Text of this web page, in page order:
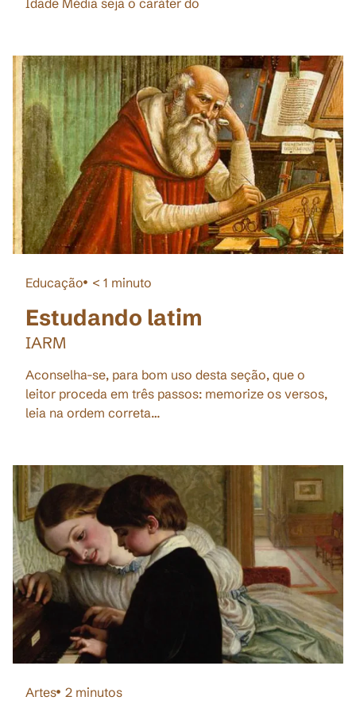
Educação < 1 minuto
Estudando latim
IARM
Aconselha-se, para bom uso desta seção, que o
leitor proceda em três passos: memorize os versos,
leia na ordem correta…
Artes 2 minutos